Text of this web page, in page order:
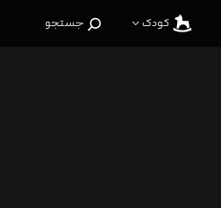
کودک جستجو